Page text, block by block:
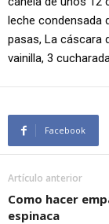
leche condensada
pasas, La cáscara
vainilla, 3
Facebook
Artículo anterior
Como hacer
espinaca